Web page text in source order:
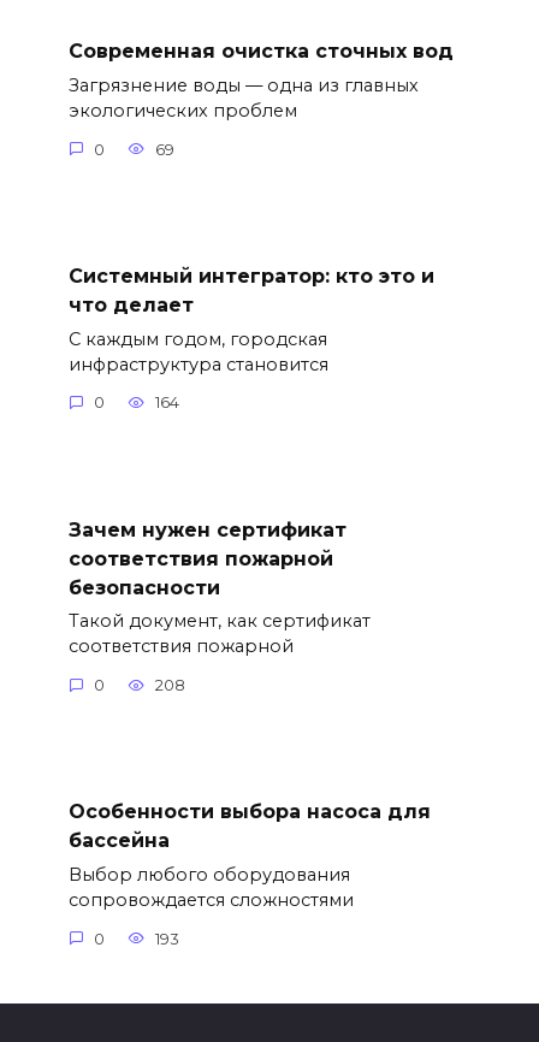
Современная очистка сточных вод
Загрязнение воды — одна из главных
экологических проблем
0 69
Системный интегратор: кто это и
что делает
С каждым годом, городская
инфраструктура становится
0 164
Зачем нужен сертификат
соответствия пожарной
безопасности
Такой документ, как сертификат
соответствия пожарной
0 208
Особенности выбора насоса для
бассейна
Выбор любого оборудования
сопровождается сложностями
0 193